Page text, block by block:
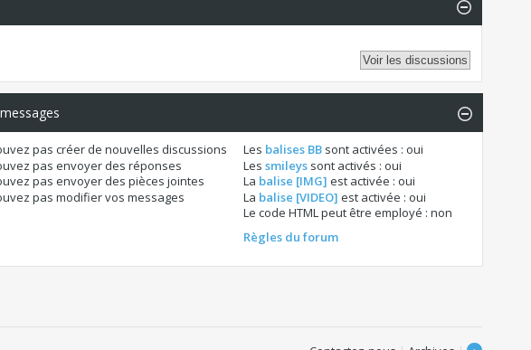
pas créer de nouvelles discussions
pas envoyer des réponses
pas envoyer des pièces jointes
pas modifier vos messages
Les balises BBsont activées : oui
Les smileyssont activés : oui
La balise [IMG] est activée : oui
La balise [VIDEO] est activée : oui
Le code HTML peut être employé : non
Règles du forum